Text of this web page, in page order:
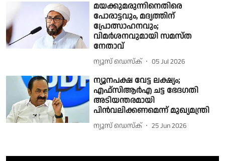
മയക്കുമരുന്നിനെതിരെ
പോരാട്ടവും, മദ്യത്തിന്
പ്രോത്സാഹനവും;
വിമര്‍ശനവുമായി സമസ്ത
നേതാവ്
ന്യൂസ് ഡെസ്ക് 05 Jul 2026
ന്യൂനപക്ഷ വേട്ട ലക്ഷ്യം;
എഫ്‌സിആര്‍എ ചട്ട ഭേദഗതി
അടിയന്തരമായി
പിന്‍വലിക്കണമെന്ന് മുഖ്യമന്ത്രി
ന്യൂസ് ഡെസ്ക് 25 Jun 2026